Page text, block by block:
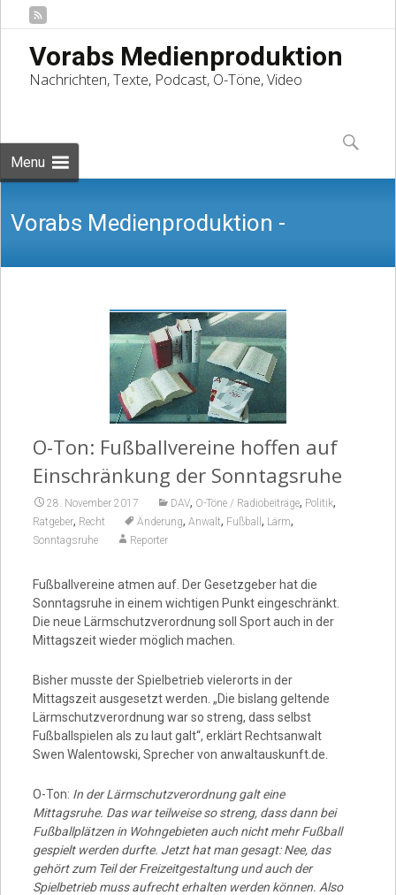
Vorabs Medienproduktion
Nachrichten, Texte, Podcast, O-Töne, Video
Menu
to
content
Suchen
nach:
Vorabs Medienproduktion -
Nachrichten, Texte, Podcast, O-Töne,
O-Ton: Fußballvereine hoffen auf
Einschränkung der Sonntagsruhe
28. November 2017 DAV, O-Töne / Radiobeiträge, Politik,
Ratgeber, Recht Änderung, Anwalt, Fußball , Lärm,
Sonntagsruhe Reporter
Fußballvereine atmen auf. Der Gesetzgeber hat die
Sonntagsruhe in einem wichtigen Punkt eingeschränkt.
Die neue Lärmschutzverordnung soll Sport auch in der
Mittagszeit wieder möglich machen.
Bisher musste der Spielbetrieb vielerorts in der
Mittagszeit ausgesetzt werden. „Die bislang geltende
Lärmschutzverordnung war so streng, dass selbst
Fußballspielen als zu laut galt“, erklärt Rechtsanwalt
Swen Walentowski, Sprecher von anwaltauskunft.de.
O-Ton: In der Lärmschutzverordnung galt eine
Mittagsruhe. Das war teilweise so streng, dass dann bei
Fußballplätzen in Wohngebieten auch nicht mehr Fußball
gespielt werden durfte. Jetzt hat man gesagt: Nee, das
gehört zum Teil der Freizeitgestaltung und auch der
Spielbetrieb muss aufrecht erhalten werden können. Also